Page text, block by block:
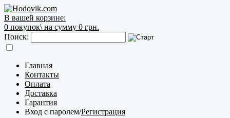
В вашей корзине:
0 покупок\ на сумму 0 грн.
Поиск:
Главная
Контакты
Оплата
Доставка
Гарантия
Вход с паролем/Регистрация